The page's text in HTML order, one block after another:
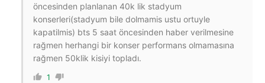
öncesinden planlanan 40k lik stadyum
konserleri(stadyum bile dolmamis ustu ortuyle
kapatilmis) bts 5 saat öncesinden haber verilmesine
rağmen herhangi bir konser performans olmamasına
rağmen 50klik kisiyi topladı.
1